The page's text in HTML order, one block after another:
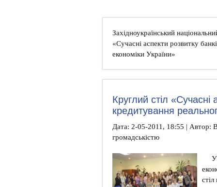
Західноукраїнський
«Сучасні аспекти розвитку
економіки України»
Круглий стіл «Сучасні
кредитування
Дата: 2-05-2011, 18:55 | Автор:
громадськістю
У